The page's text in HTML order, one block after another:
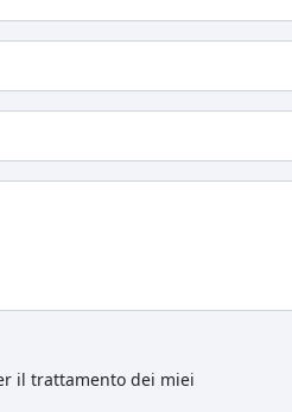
il trattamento dei miei